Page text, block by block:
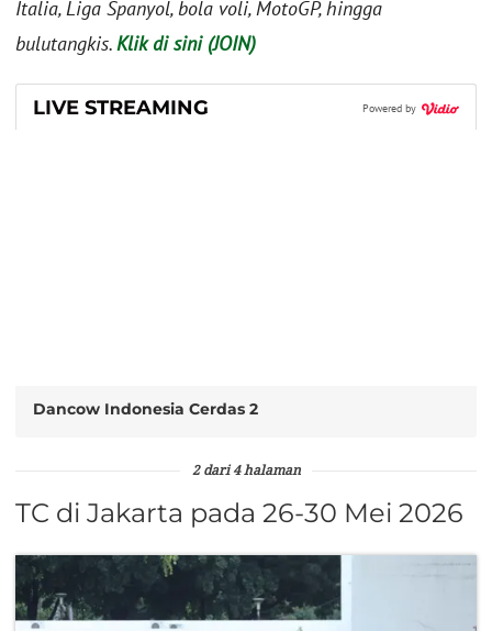
Italia, Liga Spanyol, bola voli, MotoGP, hingga
bulutangkis.Klik di sini (JOIN)
LIVE STREAMING Powered by
Dancow Indonesia Cerdas 2
2 dari 4 halaman
TC di Jakarta pada 26-30 Mei 2026